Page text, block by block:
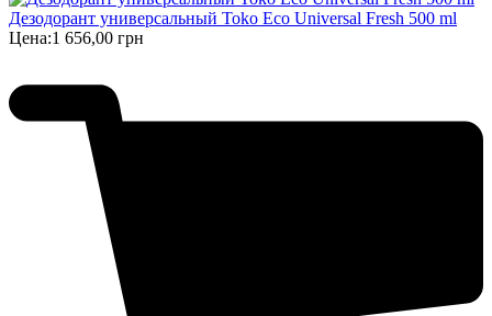
Дезодорант универсальный Toko Eco Universal Fresh 500 ml
Цена:1 656,00 грн